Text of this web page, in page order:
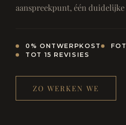
aanspreekpunt, één
0% ONTWERPKOST
TOT 15 REVISIES
ZO WERKEN WE